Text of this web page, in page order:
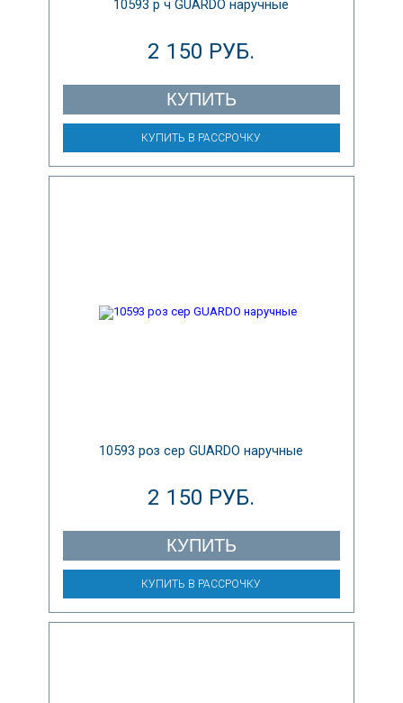
10593 р ч GUARDO наручные
2 150 РУБ.
КУПИТЬ
КУПИТЬ В РАССРОЧКУ
10593 роз сер GUARDO наручные
2 150 РУБ.
КУПИТЬ
КУПИТЬ В РАССРОЧКУ